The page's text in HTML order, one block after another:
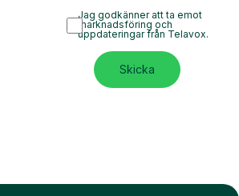
Jag godkänner att ta emot
marknadsföring och
uppdateringar från Telavox.
Skicka